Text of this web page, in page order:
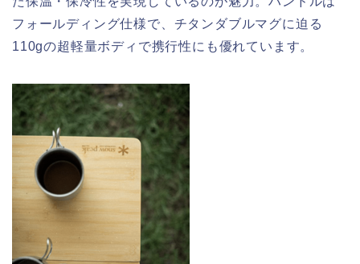
フォールディング仕様で、チタンダブルマグに迫る
110gの超軽量ボディで携行性にも優れています。